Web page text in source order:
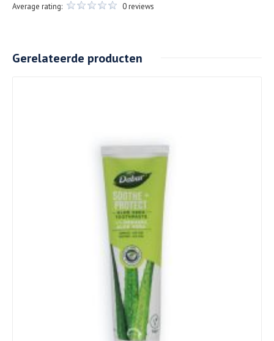
Average rating:
0 reviews
Gerelateerde producten